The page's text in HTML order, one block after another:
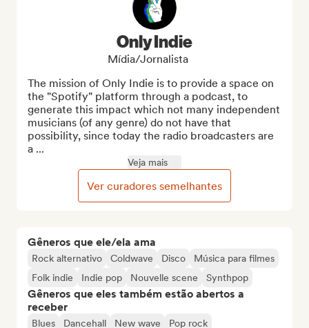
Gêneros que ele/ela ama
Rock alternativo Coldwave Disco
Música para filmes
Folk indie
Indie pop Nouvelle scene Synthpop
Gêneros que eles também estão abertos a
receber
Blues Dancehall New wave
Pop rock
Only Indie
Mídia/Jornalista
The mission of Only Indie is to provide a space on
the "Spotify" platform through a podcast, to
generate this impact which not many independent
musicians (of any genre) do not have that
possibility, since today the radio broadcasters are
a ...
Veja mais
Ver curadores semelhantes